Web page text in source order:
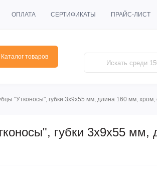
ОПЛАТА СЕРТИФИКАТЫ ПРАЙС-ЛИСТ
Каталог товаров
"Утконосы", губки 3х9х55 мм, длина 160 мм,
губки 3х9х55